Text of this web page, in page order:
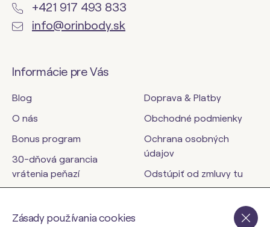
+421 917 493 833
info@orinbody.sk
Informácie pre Vás
Blog
O nás
Bonus program
30-dňová garancia
vrátenia peňazí
Doprava & Platby
Obchodné podmienky
Ochrana osobných
údajov
Odstúpiť od zmluvy tu
Zásady používania cookies